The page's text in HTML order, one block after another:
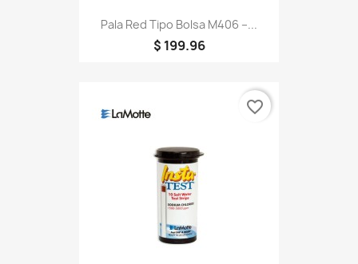
Pala Red Tipo Bolsa M406 –...
$ 199.96
favorite_border